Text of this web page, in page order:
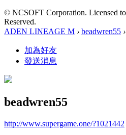
© NCSOFT Corporation. Licensed
Reserved.
ADEN LINEAGE M › beadwren55 ›
加為好友
發送消息
beadwren55
http://www.supergame.one/?1021442